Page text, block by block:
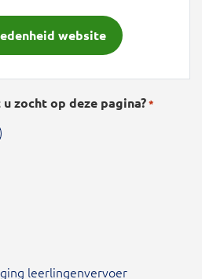
website
zocht op deze pagina?*
leerlingenvervoer